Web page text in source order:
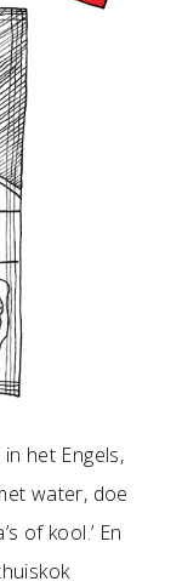
het Engels,
water, doe
of kool.’ En